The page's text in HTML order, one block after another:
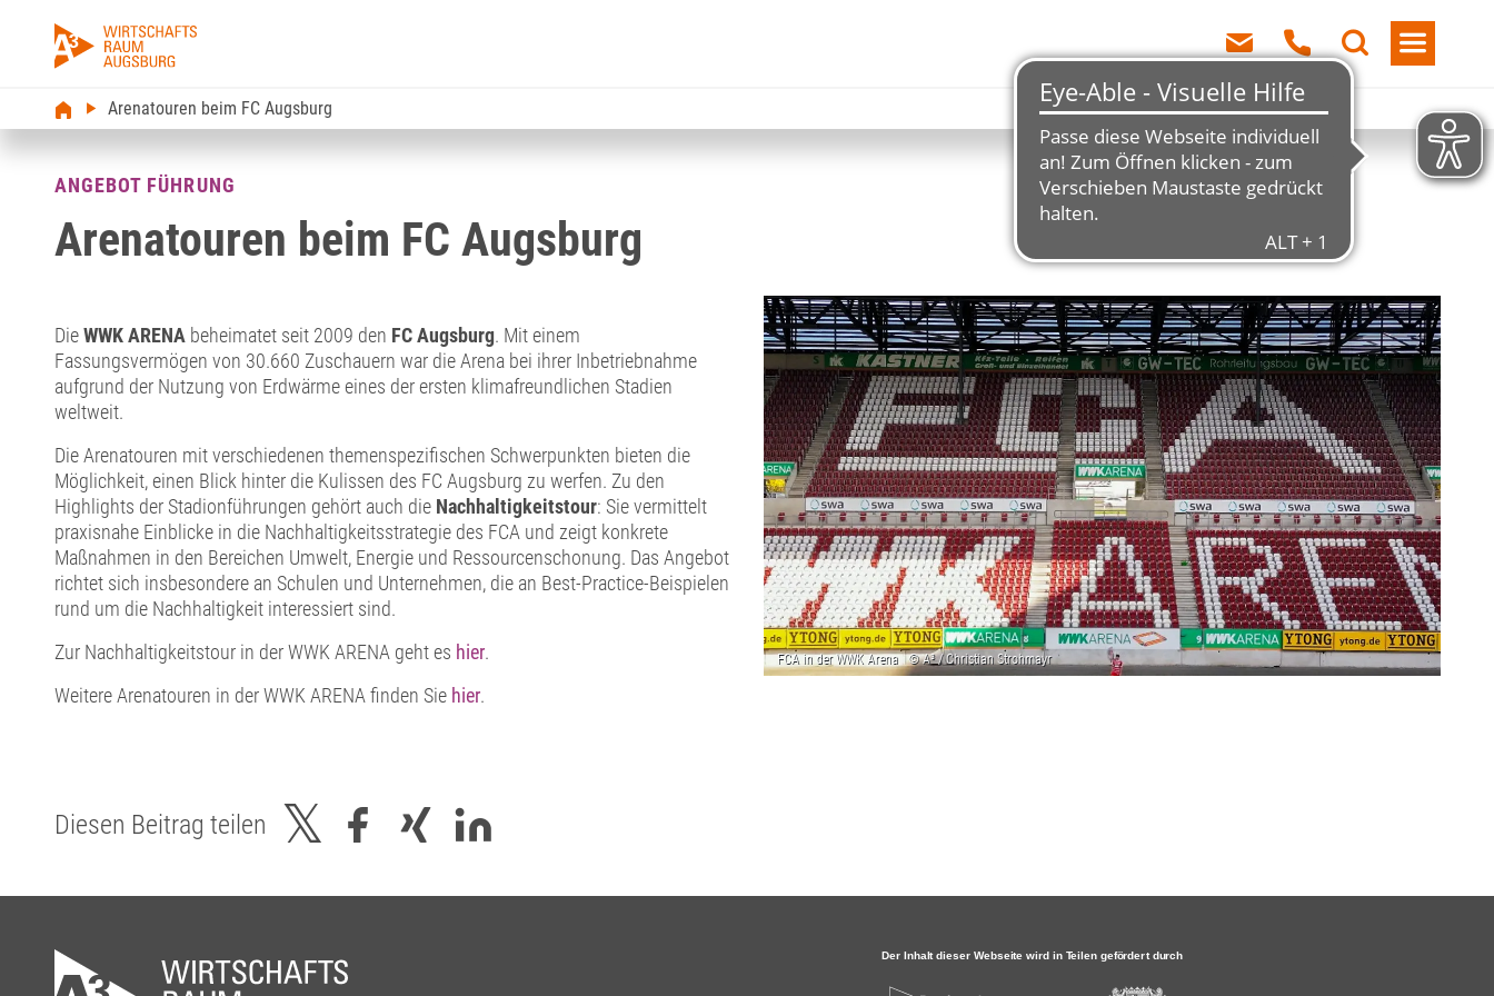
Arenatouren beim FC Augsburg
ANGEBOT FÜHRUNG
Arenatouren beim FC Augsburg
DieWWK ARENAbeheimatet seit 2009 den FC Augsburg. Mit einem
Fassungsvermögen von 30.660 Zuschauern war die Arena bei ihrer Inbetriebnahme
aufgrund der Nutzung von Erdwärme eines der ersten klimafreundlichen Stadien
weltweit.
Die Arenatouren mit verschiedenen themenspezifischen Schwerpunkten bieten die
Möglichkeit, einen Blick hinter die Kulissen des FC Augsburg zu werfen. Zu den
Highlights der Stadionführungen gehört auch die Nachhaltigkeitstour: Sie vermittelt
praxisnahe Einblicke in die Nachhaltigkeitsstrategie des FCA und zeigt konkrete
Maßnahmen in den Bereichen Umwelt, Energie und Ressourcenschonung. Das Angebot
richtet sich insbesondere an Schulen und Unternehmen, die an Best-Practice-Beispielen
rund um die Nachhaltigkeit interessiert sind.
Zur Nachhaltigkeitstour in der WWK ARENA geht es hier.
Weitere Arenatouren in der WWK ARENA finden Sie hier.
Diesen Beitrag teilen